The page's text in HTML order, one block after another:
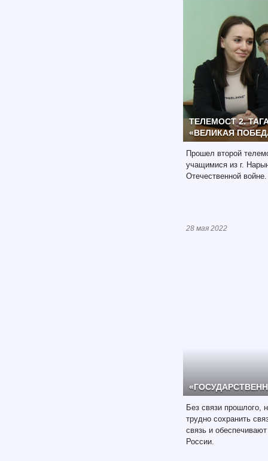
ТЕЛЕМОСТ 2.
«ВЕЛИКАЯ
Прошел второй
учащимися из г.
Отечественной войне.
28 мая 2022
Без связи прошлого,
трудно сохранить
связь и
России.